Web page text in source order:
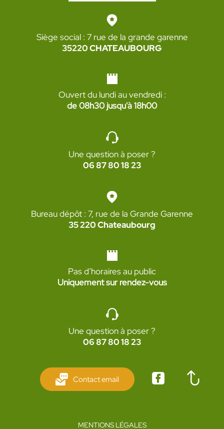
Siège social : 7 rue de la grande garenne
35220 CHATEAUBOURG
Ouvert du lundi au vendredi :
de 08h30 jusqu'à 18h00
Une question à poser ?
06 87 80 18 23
Bureau dépôt : 7, rue de la Grande Garenne
35 220 Chateaubourg
Pas d’horaires au public
Uniquement sur rendez-vous
Une question à poser ?
06 87 80 18 23
Contact email
MENTIONS LÉGALES